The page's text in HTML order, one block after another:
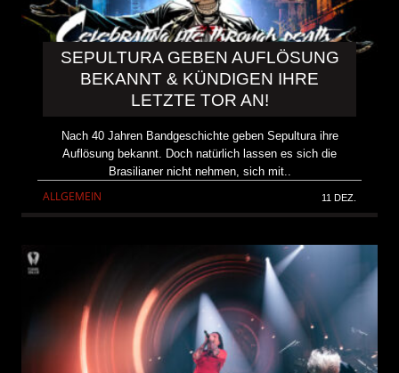
SEPULTURA GEBEN AUFLÖSUNG
BEKANNT & KÜNDIGEN IHRE
LETZTE TOR AN!
Nach 40 Jahren Bandgeschichte geben Sepultura ihre
Auflösung bekannt. Doch natürlich lassen es sich die
Brasilianer nicht nehmen, sich mit..
ALLGEMEIN 11 DEZ.